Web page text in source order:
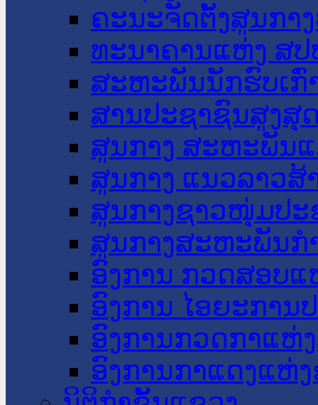
ຄະນະຈັດຕັ້ງສູນກາ
ທະນາຄານແຫ່ງ ສປ
ສະຫະພັນນັກຮົບເກົ່
ສານປະຊາຊົນສູງສຸ
ສູນກາງ ສະຫະພັນ
ສູນກາງ ແນວລາວສ້
ສູນກາງຊາວໜຸ່ມປະ
ສູນກາງສະຫະພັນກ
ອົງການ ກວດສອບແ
ອົງການ ໄອຍະການ
ອົງການກວດກາແຫ່
ອົງການກາແດງແຫ່